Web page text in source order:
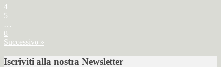
4
5
…
8
Successivo »
Iscriviti alla nostra Newsletter